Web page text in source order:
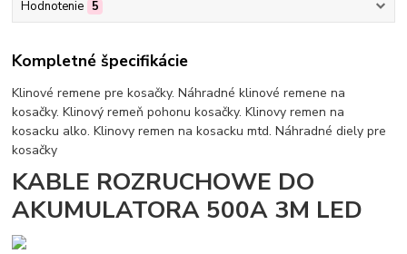
Hodnotenie 5
Kompletné špecifikácie
Klinové remene pre kosačky. Náhradné klinové remene na
kosačky. Klinový remeň pohonu kosačky. Klinovy remen na
kosacku alko. Klinovy remen na kosacku mtd. Náhradné diely pre
kosačky
KABLE ROZRUCHOWE DO
AKUMULATORA 500A 3M LED